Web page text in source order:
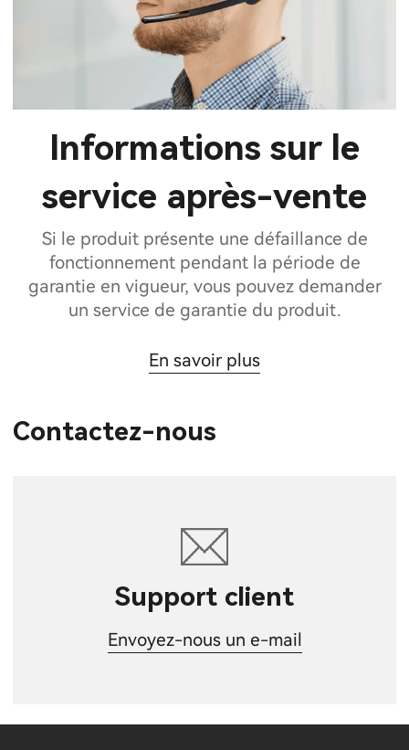
Informations sur le
service après-vente
Si le produit présente une défaillance de
fonctionnement pendant la période de
garantie en vigueur, vous pouvez demander
un service de garantie du produit.
En savoir plus
Contactez-nous
Support client
Envoyez-nous un e-mail